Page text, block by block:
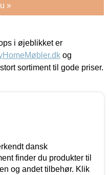
»
i øjeblikket er
og
sortiment til gode priser.
dansk
finder du produkter til
og andet tilbehør. Klik